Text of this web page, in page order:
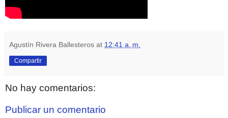
Agustín Rivera Ballesteros at 12:41 a. m.
Compartir
No hay comentarios:
Publicar un comentario